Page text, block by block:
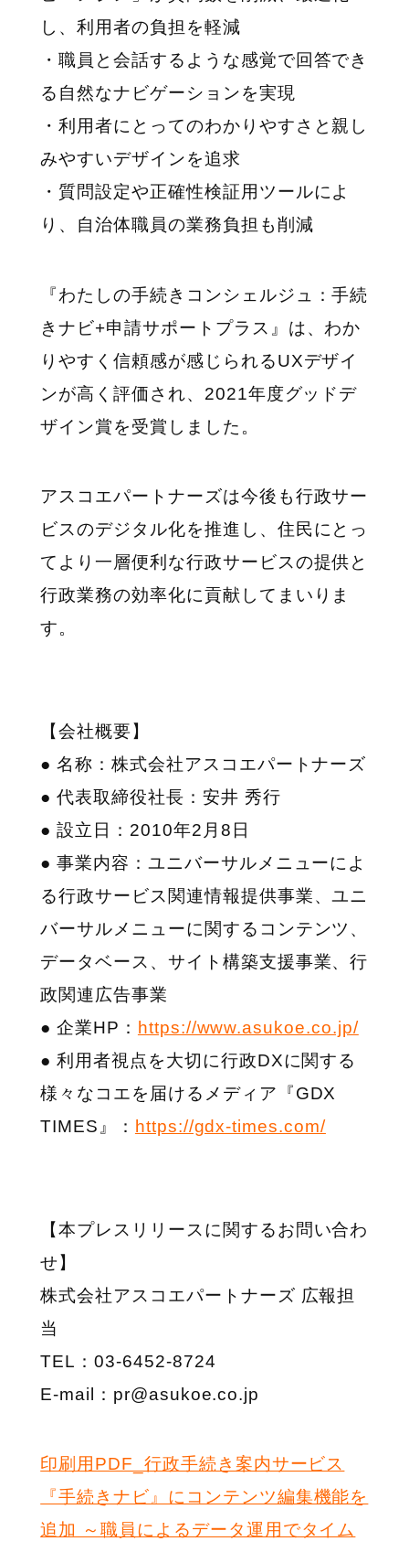
し、利用者の負担を軽減
・職員と会話するような感覚で回答でき
る自然なナビゲーションを実現
・利用者にとってのわかりやすさと親し
みやすいデザインを追求
・質問設定や正確性検証用ツールによ
り、自治体職員の業務負担も削減
『わたしの手続きコンシェルジュ：手続
きナビ+申請サポートプラス』は、わか
りやすく信頼感が感じられるUXデザイ
ンが高く評価され、2021年度グッドデ
ザイン賞を受賞しました。
アスコエパートナーズは今後も行政サー
ビスのデジタル化を推進し、住民にとっ
てより一層便利な行政サービスの提供と
行政業務の効率化に貢献してまいりま
す。
【会社概要】
● 名称：株式会社アスコエパートナーズ
● 代表取締役社長：安井 秀行
● 設立日：2010年2月8日
● 事業内容：ユニバーサルメニューによ
る行政サービス関連情報提供事業、ユニ
バーサルメニューに関するコンテンツ、
データベース、サイト構築支援事業、行
政関連広告事業
● 企業HP： https://www.asukoe.co.jp/
● 利用者視点を大切に行政DXに関する
様々なコエを届けるメディア『GDX
TIMES』： https://gdx-times.com/
【本プレスリリースに関するお問い合わ
せ】
株式会社アスコエパートナーズ 広報担
当
TEL：03-6452-8724
E-mail：pr@asukoe.co.jp
印刷用PDF_行政手続き案内サービス
『手続きナビ』にコンテンツ編集機能を
追加 ～職員によるデータ運用でタイム